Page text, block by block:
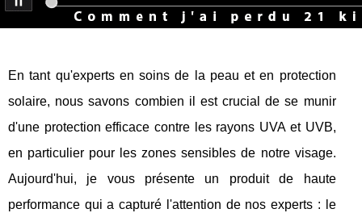
En tant qu'experts en soins de la peau et en protection
solaire, nous savons combien il est crucial de se munir
d'une protection efficace contre les rayons UVA et UVB,
en particulier pour les zones sensibles de notre visage.
Aujourd'hui, je vous présente un produit de haute
performance qui a capturé l'attention de nos experts : le